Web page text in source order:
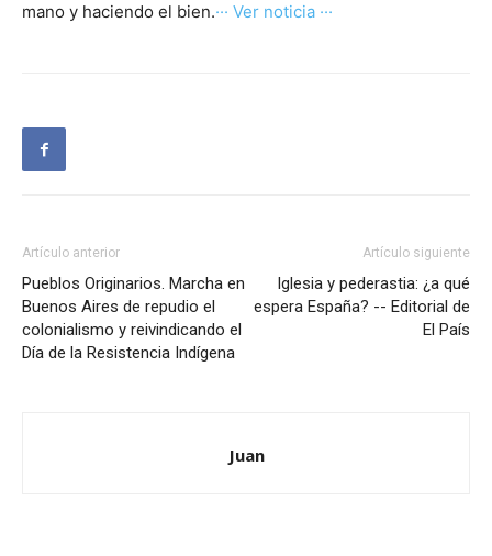
mano y haciendo el bien.··· Ver noticia ···
Artículo anterior
Pueblos Originarios. Marcha en
Buenos Aires de repudio el
colonialismo y reivindicando el
Día de la Resistencia Indígena
Artículo siguiente
Iglesia y pederastia: ¿a qué
espera España? -- Editorial de
El País
Juan